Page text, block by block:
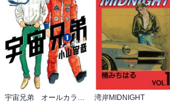
宇宙兄弟 オールカラー版
湾岸MIDNIGHT